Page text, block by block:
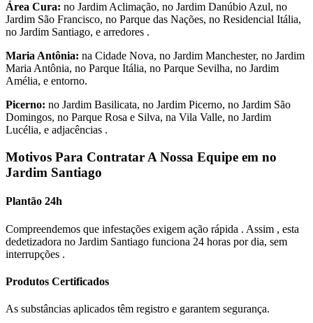
Área Cura: no Jardim Aclimação, no Jardim Danúbio Azul, no
Jardim São Francisco, no Parque das Nações, no Residencial Itália,
no Jardim Santiago, e arredores .
Maria Antônia: na Cidade Nova, no Jardim Manchester, no Jardim
Maria Antônia, no Parque Itália, no Parque Sevilha, no Jardim
Amélia, e entorno.
Picerno: no Jardim Basilicata, no Jardim Picerno, no Jardim São
Domingos, no Parque Rosa e Silva, na Vila Valle, no Jardim
Lucélia, e adjacências .
Motivos Para Contratar A Nossa Equipe em no
Jardim Santiago
Plantão 24h
Compreendemos que infestações exigem ação rápida . Assim , esta
dedetizadora no Jardim Santiago funciona 24 horas por dia, sem
interrupções .
Produtos Certificados
As substâncias aplicados têm registro e garantem segurança.